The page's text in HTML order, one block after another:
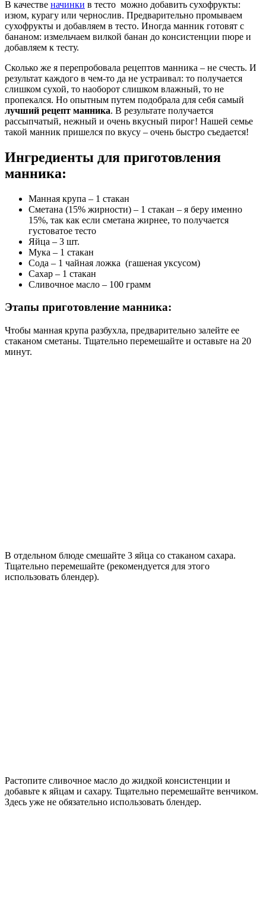
В качестве начинки в тесто можно добавить сухофрукты:
изюм, курагу или чернослив. Предварительно промываем
сухофрукты и добавляем в тесто. Иногда манник готовят с
бананом: измельчаем вилкой банан до консистенции пюре и
добавляем к тесту.
Сколько же я перепробовала рецептов манника – не счесть. И
результат каждого в чем-то да не устраивал: то получается
слишком сухой, то наоборот слишком влажный, то не
пропекался. Но опытным путем подобрала для себя самый
лучший рецепт манника. В результате получается
рассыпчатый, нежный и очень вкусный пирог! Нашей семье
такой манник пришелся по вкусу – очень быстро съедается!
Ингредиенты для приготовления
манника:
Манная крупа – 1 стакан
Сметана (15% жирности) – 1 стакан – я беру именно
15%, так как если сметана жирнее, то получается
густоватое тесто
Яйца – 3 шт.
Мука – 1 стакан
Сода – 1 чайная ложка (гашеная уксусом)
Сахар – 1 стакан
Сливочное масло – 100 грамм
Этапы приготовление манника:
Чтобы манная крупа разбухла, предварительно залейте ее
стаканом сметаны. Тщательно перемешайте и оставьте на 20
минут.
В отдельном блюде смешайте 3 яйца со стаканом сахара.
Тщательно перемешайте (рекомендуется для этого
использовать блендер).
Растопите сливочное масло до жидкой консистенции и
добавьте к яйцам и сахару. Тщательно перемешайте венчиком.
Здесь уже не обязательно использовать блендер.